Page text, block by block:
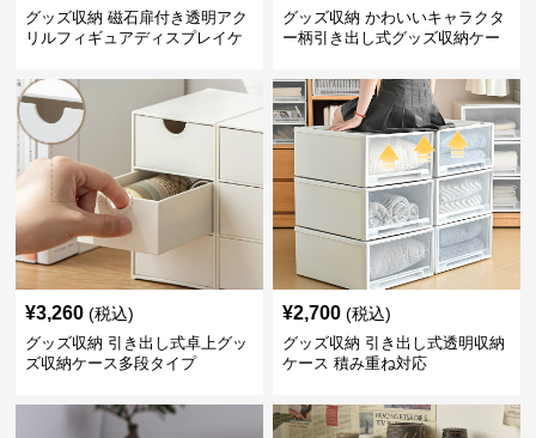
グッズ収納 磁石扉付き透明アク
リルフィギュアディスプレイケ
グッズ収納 かわいいキャラクタ
ー柄引き出し式グッズ収納ケー
¥3,260 (税込)
グッズ収納 引き出し式卓上グッ
ズ収納ケース多段タイプ
¥2,700 (税込)
グッズ収納 引き出し式透明収納
ケース 積み重ね対応